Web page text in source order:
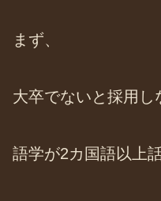
まず、
大卒でないと採用し
語学が2カ国語以上